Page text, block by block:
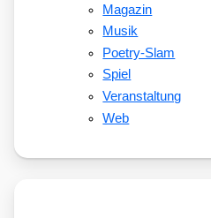
Magazin
Musik
Poetry-Slam
Spiel
Veranstaltung
Web